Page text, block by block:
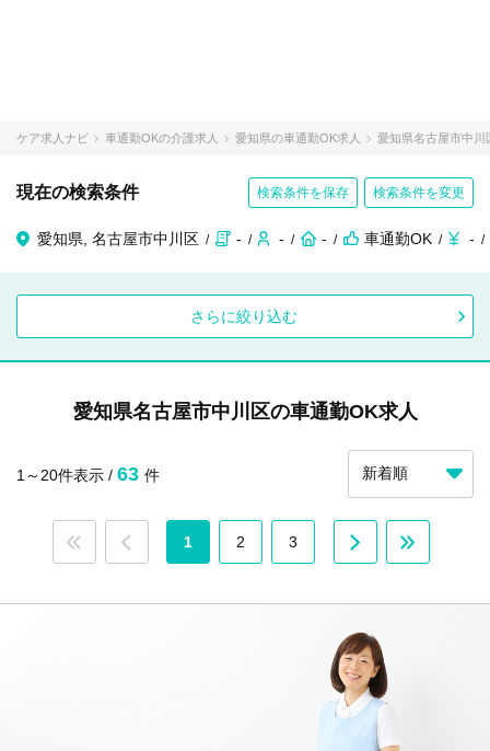
ケア求人ナビ 車通勤OKの介護求人 愛知県の車通勤OK求人 愛知県名古屋市中川
現在の検索条件 検索条件を保存 検索条件を変更
愛知県, 名古屋市中川区 - - - 車通勤OK -
さらに絞り込む
愛知県名古屋市中川区の車通勤OK求人
1～20件表示 / 63 件
1 2 3